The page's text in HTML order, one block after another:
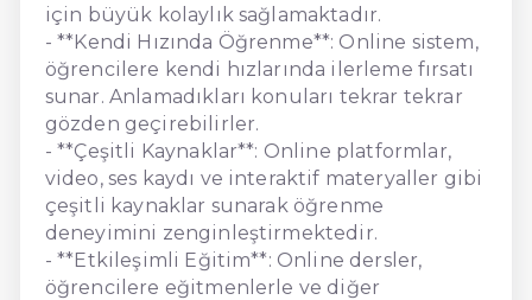
için büyük kolaylık sağlamaktadır.
- **Kendi Hızında Öğrenme**: Online sistem,
öğrencilere kendi hızlarında ilerleme fırsatı
sunar. Anlamadıkları konuları tekrar tekrar
gözden geçirebilirler.
- **Çeşitli Kaynaklar**: Online platformlar,
video, ses kaydı ve interaktif materyaller gibi
çeşitli kaynaklar sunarak öğrenme
deneyimini zenginleştirmektedir.
- **Etkileşimli Eğitim**: Online dersler,
öğrencilere eğitmenlerle ve diğer